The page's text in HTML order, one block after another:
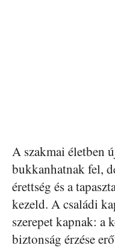
A szakmai életben
bukkanhatnak fel,
érettség és a
kezeld. A családi
szerepet kapnak: a
biztonság érzése